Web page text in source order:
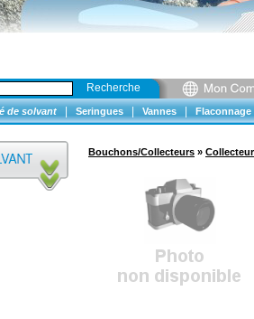
Recherche
de solvant Seringues Vannes Flaconnage
Bouchons/Collecteurs »